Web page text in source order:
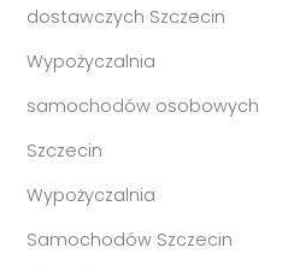
dostawczych Szczecin
Wypożyczalnia
samochodów osobowych
Szczecin
Wypożyczalnia
Samochodów Szczecin